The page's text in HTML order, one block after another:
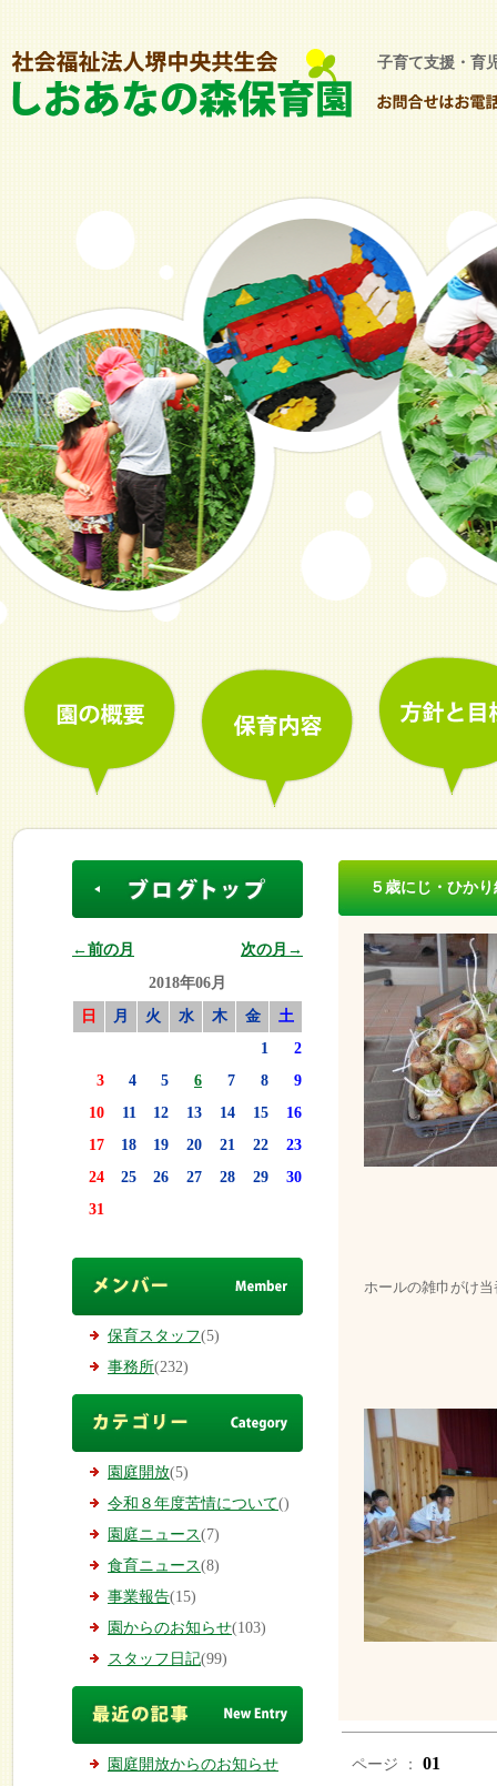
子育て支援・育
←前の月
次の月→
2018年06月
日
月 火 水 木 金
土
1
2
3
4 5 6 7 8
9
10
11 12 13 14 15
16
17
18 19 20 21 22
23
24
25 26 27 28 29
30
31
保育スタッフ(5)
事務所(232)
園庭開放(5)
令和８年度苦情について()
園庭ニュース(7)
食育ニュース(8)
事業報告(15)
園からのお知らせ(103)
スタッフ日記(99)
園庭開放からのお知らせ
５歳にじ・ひかり
ホールの雑巾がけ
ページ ： 01